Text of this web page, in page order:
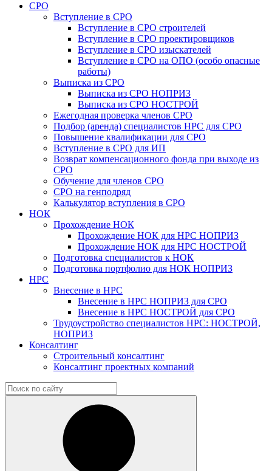
СРО
Вступление в СРО
Вступление в СРО строителей
Вступление в СРО проектировщиков
Вступление в СРО изыскателей
Вступление в СРО на ОПО (особо опасные
работы)
Выписка из СРО
Выписка из СРО НОПРИЗ
Выписка из СРО НОСТРОЙ
Ежегодная проверка членов СРО
Подбор (аренда) специалистов НРС для СРО
Повышение квалификации для СРО
Вступление в СРО для ИП
Возврат компенсационного фонда при выходе из
СРО
Обучение для членов СРО
СРО на генподряд
Калькулятор вступления в СРО
НОК
Прохождение НОК
Прохождение НОК для НРС НОПРИЗ
Прохождение НОК для НРС НОСТРОЙ
Подготовка специалистов к НОК
Подготовка портфолио для НОК НОПРИЗ
НРС
Внесение в НРС
Внесение в НРС НОПРИЗ для СРО
Внесение в НРС НОСТРОЙ для СРО
Трудоустройство специалистов НРС: НОСТРОЙ,
НОПРИЗ
Консалтинг
Строительный консалтинг
Консалтинг проектных компаний